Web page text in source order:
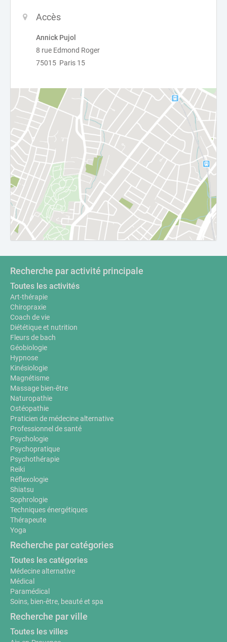
Accès
Annick Pujol
8 rue Edmond Roger
75015 Paris 15
Recherche par activité principale
Toutes les activités
Art-thérapie
Chiropraxie
Coach de vie
Diététique et nutrition
Fleurs de bach
Géobiologie
Hypnose
Kinésiologie
Magnétisme
Massage bien-être
Naturopathie
Ostéopathie
Praticien de médecine alternative
Professionnel de santé
Psychologie
Psychopratique
Psychothérapie
Reiki
Réflexologie
Shiatsu
Sophrologie
Techniques énergétiques
Thérapeute
Yoga
Recherche par catégories
Toutes les catégories
Médecine alternative
Médical
Paramédical
Soins, bien-être, beauté et spa
Recherche par ville
Toutes les villes